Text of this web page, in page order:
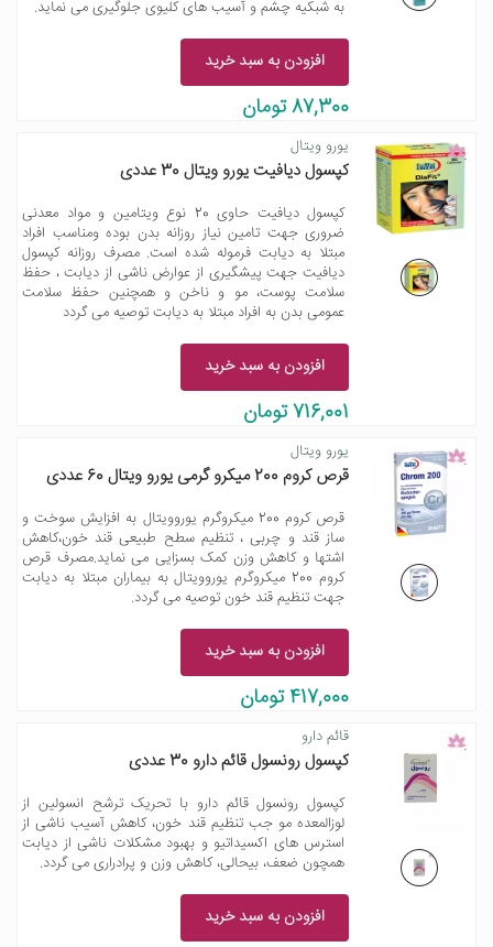
به شبکیه چشم و آسیب های کلیوی جلوگیری می نماید.
افزودن به سبد خرید
87,300 تومان
یورو ویتال
کپسول دیافیت یورو ویتال 30 عددی
کپسول دیافیت حاوی 20 نوع ویتامین و مواد معدنی
ضروری جهت تامین نیاز روزانه بدن بوده ومناسب افراد
مبتلا به دیابت فرموله شده است. مصرف روزانه کپسول
دیافیت جهت پیشگیری از عوارض ناشی از دیابت ، حفظ
سلامت پوست، مو و ناخن و همچنین حفظ سلامت
عمومی بدن به افراد مبتلا به دیابت توصیه می گردد
افزودن به سبد خرید
716,001 تومان
یورو ویتال
قرص کروم 200 میکرو گرمی یورو ویتال 60 عددی
قرص کروم 200 میکروگرم یوروویتال به افزایش سوخت و
ساز قند و چربی ، تنظیم سطح طبیعی قند خون،کاهش
اشتها و کاهش وزن کمک بسزایی می نماید.مصرف قرص
کروم 200 میکروگرم یوروویتال به بیماران مبتلا به دیابت
جهت تنظیم قند خون توصیه می گردد.
افزودن به سبد خرید
417,000 تومان
قائم دارو
کپسول رونسول قائم دارو 30 عددی
کپسول رونسول قائم دارو با تحریک ترشح انسولین از
لوزالمعده مو جب تنظیم قند خون، کاهش آسیب ناشی از
استرس های اکسیداتیو و بهبود مشکلات ناشی از دیابت
همچون ضعف، بی‎حالی، کاهش وزن و پرادراری می گردد.
افزودن به سبد خرید